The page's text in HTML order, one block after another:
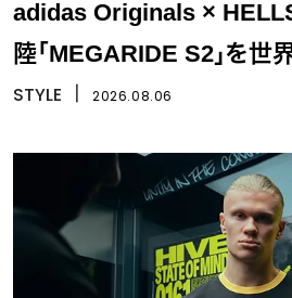
adidas Originals ×
陸「MEGARIDE S2」を世
STYLE 2026.08.06